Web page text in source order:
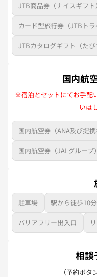
JTB商品券（ナイスギフト）
カード型旅行券（JTBトラ
JTBカタログギフト（たび
国内航
※宿泊とセットにてお手配
いは
国内航空券（ANA及び提携
国内航空券（JALグループ）
駐車場 駅から徒歩10
バリアフリー出入口
相談
（予約ボタ